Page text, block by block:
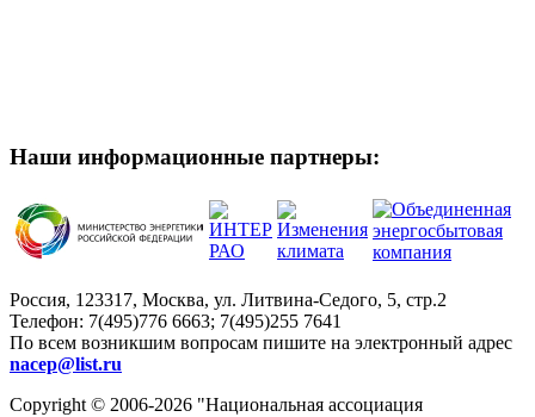
Наши информационные партнеры:
Россия, 123317, Москва, ул. Литвина-Седого, 5, стр.2
Телефон: 7(495)776 6663; 7(495)255 7641
По всем возникшим вопросам пишите на электронный адрес
nacep@list.ru
Copyright © 2006-2026 "Национальная ассоциация